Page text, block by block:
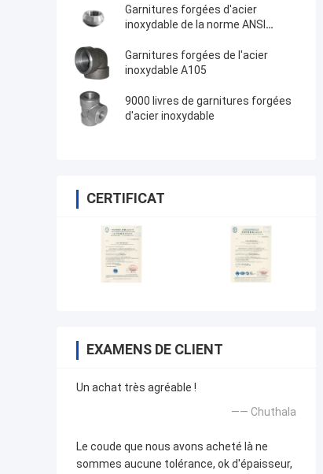
Garnitures forgées d'acier
inoxydable de la norme ANSI
Garnitures forgées de l'acier
inoxydable A105
9000 livres de garnitures forgées
d'acier inoxydable
CERTIFICAT
EXAMENS DE CLIENT
Un achat très agréable !
—— Chuthala
Le coude que nous avons acheté là ne
sommes aucune tolérance, ok d'épaisseur,